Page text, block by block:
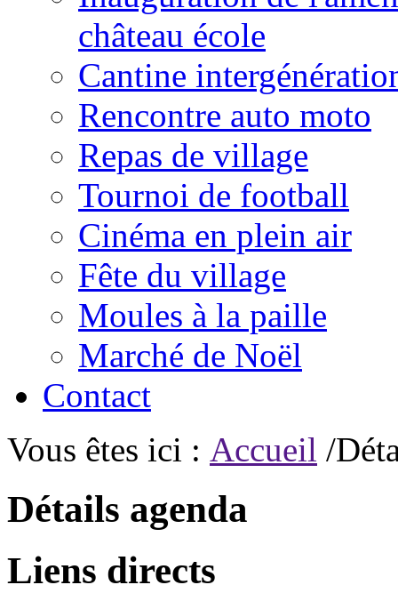
château école
Cantine
Rencontre auto moto
Repas de village
Tournoi de football
Cinéma en plein air
Fête du village
Moules à la paille
Marché de Noël
Contact
Vous êtes ici : Accueil /
Détails agenda
Liens directs